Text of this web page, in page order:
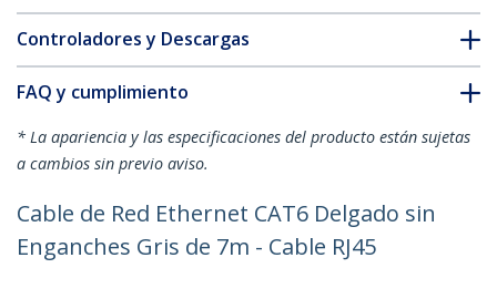
Controladores y Descargas
FAQ y cumplimiento
* La apariencia y las especificaciones del producto están sujetas
a cambios sin previo aviso.
Cable de Red Ethernet CAT6 Delgado sin
Enganches Gris de 7m - Cable RJ45